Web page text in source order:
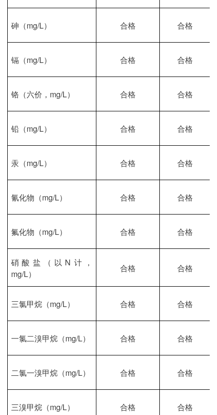
砷（mg/L） 合格 合格
镉（mg/L） 合格 合格
铬（六价， mg/L） 合格 合格
铅（mg/L） 合格 合格
汞（mg/L） 合格 合格
氰化物（mg/L） 合格 合格
氟化物（mg/L） 合格 合格
硝酸盐（以 N计，
mg/L）
合格 合格
三氯甲烷（mg/L） 合格 合格
一氯二溴甲烷（mg/L） 合格 合格
二氯一溴甲烷（mg/L） 合格 合格
三溴甲烷（mg/L） 合格 合格